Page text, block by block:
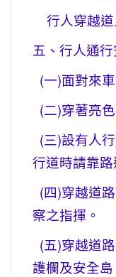
行人穿越道
五、行人通行
(一)面對來
(二)穿著亮
(三)設有人
行道時請靠路
(四)穿越道
察之指揮。
(五)穿越道
護欄及安全島